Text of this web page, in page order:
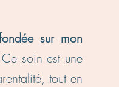
sur mon
soin est une
tout en